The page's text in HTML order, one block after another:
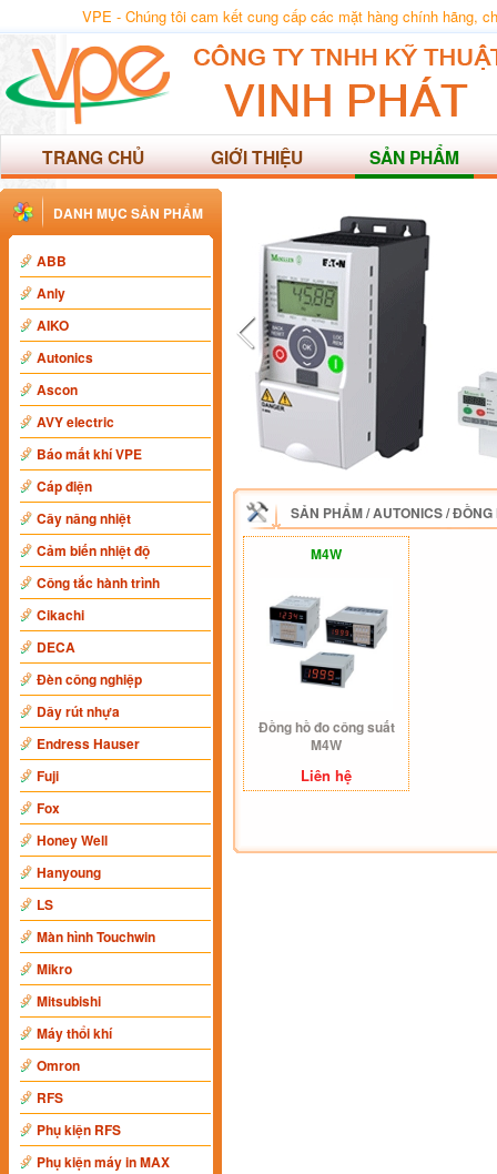
VPE - Chúng tôi cam kết cung cấp các mặt hàng chính hãng,
TRANG CHỦ GIỚI THIỆU SẢN PHẨM
DANH MỤC SẢN PHẨM
ABB
Anly
AIKO
Autonics
Ascon
AVY electric
Báo mất khí VPE
Cáp điện
Cây nâng nhiệt
Cảm biến nhiệt độ
Công tắc hành trình
Cikachi
DECA
Đèn công nghiệp
Dây rút nhựa
Endress Hauser
Fuji
Fox
Honey Well
Hanyoung
LS
Màn hình Touchwin
Mikro
Mitsubishi
Máy thổi khí
Omron
RFS
Phụ kiện RFS
Phụ kiện máy in MAX
SẢN PHẨM/AUTONICS/ĐỒNG
M4W
Đồng hồ đo công suất
M4W
Liên hệ